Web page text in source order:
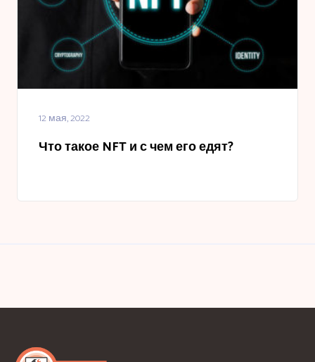
12 мая, 2022
Что такое NFT и с чем его едят?